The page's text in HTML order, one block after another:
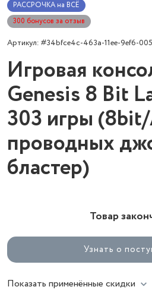
РАССРОЧКА на ВСЁ
300 бонусов за отзыв
Артикул: #34bfce4c-463a-11ee-9ef6-
Игровая
Genesis 8 Bit
303 игры
проводных
бластер)
Товар
Узнать о
Показать применённые скидки